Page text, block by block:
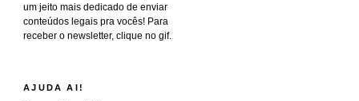
um jeito mais dedicado de enviar
conteúdos legais pra vocês! Para
receber o newsletter, clique no gif.
AJUDA AI!